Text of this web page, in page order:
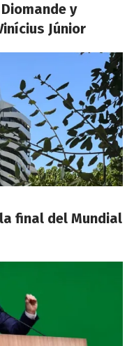
y
Júnior
final del Mundial